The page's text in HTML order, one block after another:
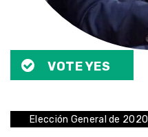
VOTE YES
Elección General de 2020